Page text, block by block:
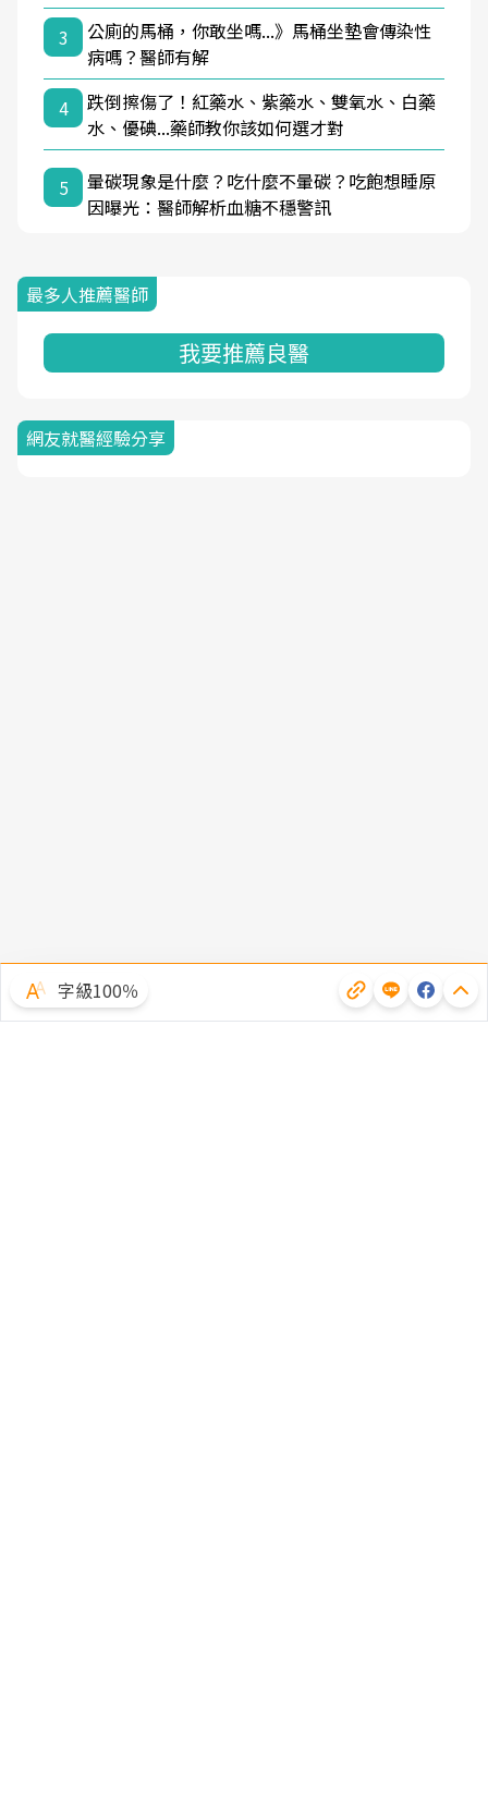
3
公廁的馬桶，你敢坐嗎...》馬桶坐墊會傳染性
病嗎？醫師有解
4
跌倒擦傷了！紅藥水、紫藥水、雙氧水、白藥
水、優碘...藥師教你該如何選才對
5
暈碳現象是什麼？吃什麼不暈碳？吃飽想睡原
因曝光：醫師解析血糖不穩警訊
最多人推薦醫師
我要推薦良醫
網友就醫經驗分享
字級100％